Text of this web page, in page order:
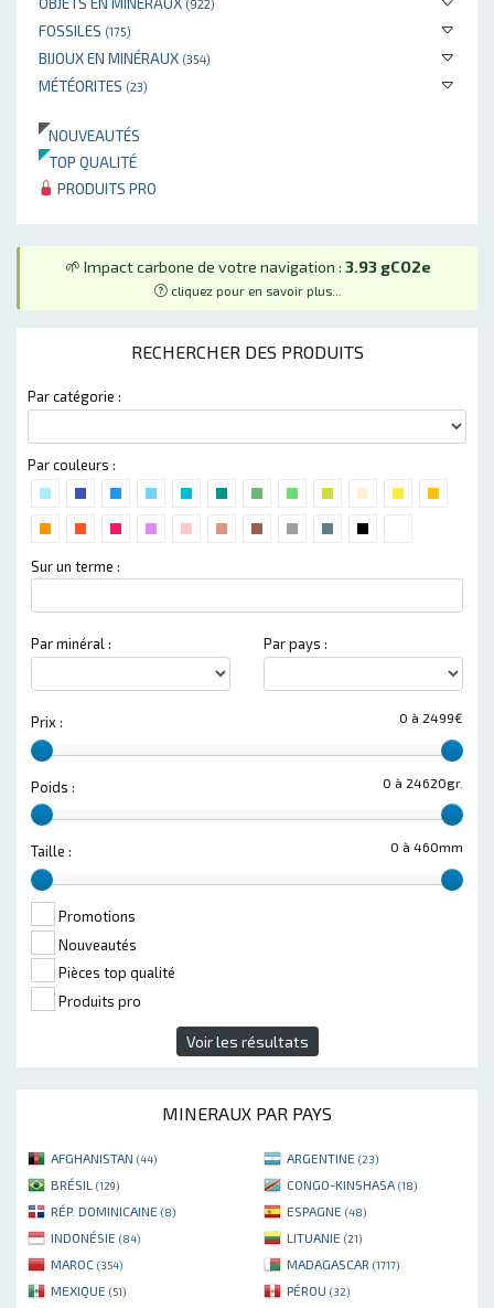
(922)
FOSSILES (175)
BIJOUX EN MINÉRAUX (354)
MÉTÉORITES (23)
NOUVEAUTÉS
TOP QUALITÉ
PRODUITS PRO
🌱 Impact carbone de votre navigation : 3.93 gCO2e
cliquez pour en savoir plus...
RECHERCHER DES PRODUITS
Par catégorie :
Par couleurs :
Sur un terme :
Par minéral : Par pays :
0 à 2499€
Prix :
0 à 24620gr.
Poids :
0 à 460mm
Taille :
Promotions
Nouveautés
Pièces top qualité
Produits pro
Voir les résultats
MINERAUX PAR PAYS
AFGHANISTAN (44) ARGENTINE (23)
BRÉSIL (129) CONGO-KINSHASA (18)
RÉP. DOMINICAINE (8) ESPAGNE (48)
INDONÉSIE (84) LITUANIE (21)
MAROC (354) MADAGASCAR (1717)
MEXIQUE (51) PÉROU (32)